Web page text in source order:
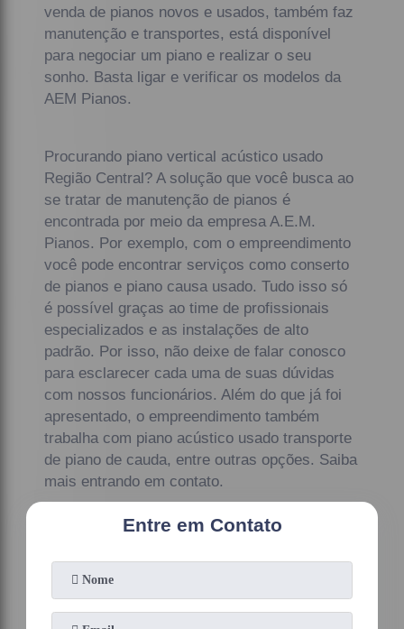
venda de pianos novos e usados, também faz
manutenção e transportes, está disponível
para negociar um piano e realizar o seu
sonho. Basta ligar e verificar os modelos da
AEM Pianos.
Procurando piano vertical acústico usado
Região Central? A solução que você busca ao
se tratar de manutenção de pianos é
encontrada por meio da empresa A.E.M.
Pianos. Por exemplo, com o empreendimento
você pode encontrar serviços como conserto
de pianos e piano causa usado. Tudo isso só
é possível graças ao time de profissionais
especializados e as instalações de alto
padrão. Por isso, não deixe de falar conosco
para esclarecer cada uma de suas dúvidas
com nossos funcionários. Além do que já foi
apresentado, o empreendimento também
trabalha com piano acústico usado transporte
de piano de cauda, entre outras opções. Saiba
mais entrando em contato.
Entre em Contato